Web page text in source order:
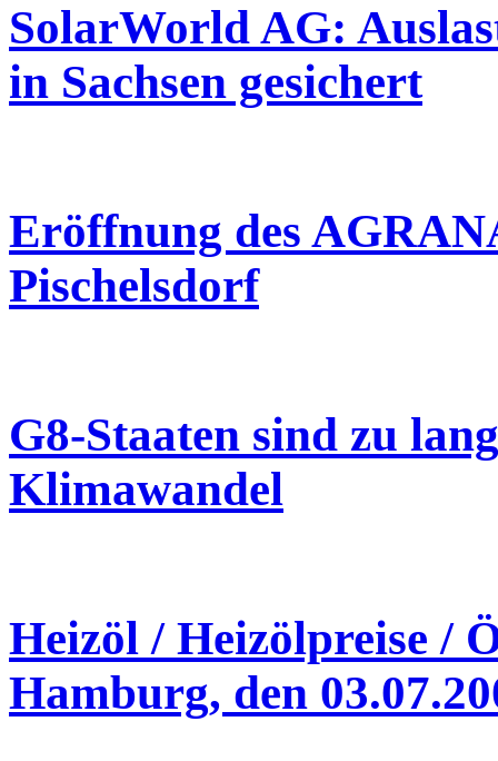
SolarWorld AG:
in Sachsen gesichert
Eröffnung des
Pischelsdorf
G8-Staaten sind zu
Klimawandel
Heizöl / Heizölpreise /
Hamburg, den